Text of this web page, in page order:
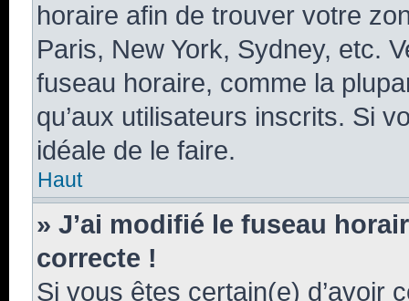
horaire afin de trouver votre
Paris, New York, Sydney, etc.
fuseau horaire, comme la
qu’aux utilisateurs inscrits. Si
idéale de le faire.
Haut
» J’ai modifié le fuseau
correcte !
Si vous êtes certain(e) d’avoir